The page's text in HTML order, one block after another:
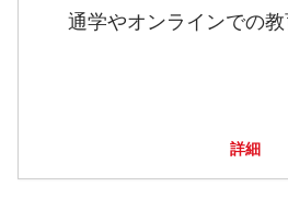
通学やオンラインでの
詳細